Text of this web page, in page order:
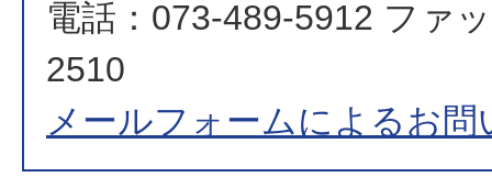
電話：073-489-5912 ファ
2510
メールフォームによるお問